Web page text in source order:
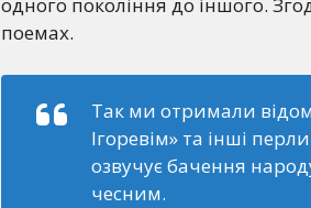
одного покоління до іншого.
поемах.
Так ми отримали
Ігоревім» та інші
озвучує бачення
чесним.